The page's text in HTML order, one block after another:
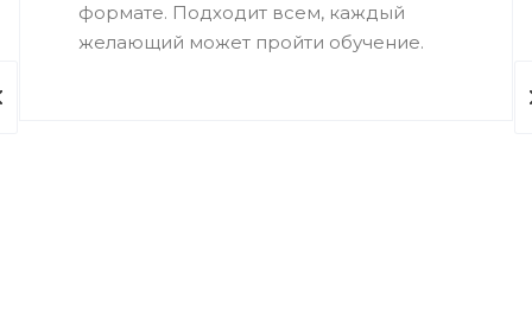
формате. Подходит всем, каждый
желающий может пройти обучение.